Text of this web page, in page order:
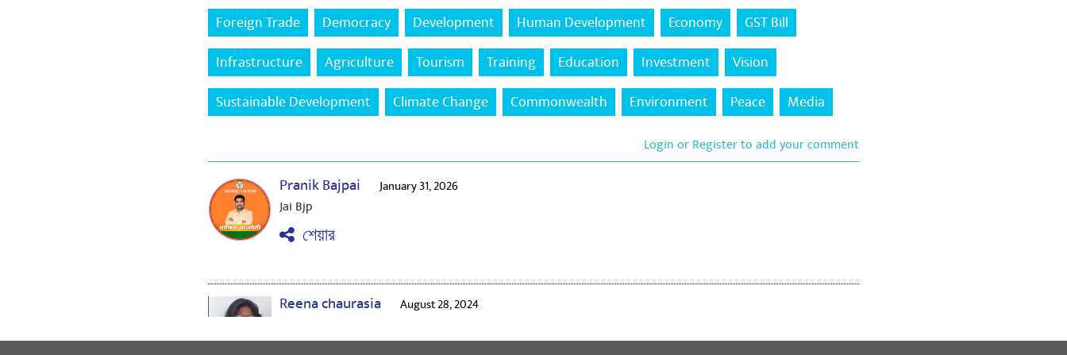
Foreign Trade
Democracy Development Human Development Economy
GST Bill
Infrastructure
Agriculture Tourism Training Education Investment
Vision
Sustainable Development
Climate Change Commonwealth Environment Peace Media
Login or Register to add your comment
Pranik Bajpai January 31, 2026
Jai Bjp
শেয়ার
Reena chaurasia August 28, 2024